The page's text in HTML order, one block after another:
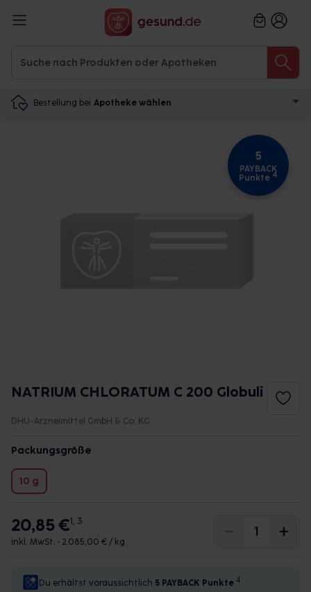
Bestellung bei Apotheke wählen
5
PAYBACK
Punkte 4
NATRIUM CHLORATUM C 200 Globuli
DHU-Arzneimittel GmbH & Co. KG
Packungsgröße
10 g
20,85 €1, 3
inkl. MwSt. • 2.085,00 € / kg
Du erhältst voraussichtlich 5 PAYBACK Punkte 4